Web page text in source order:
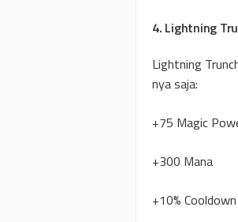
4. Lightning
Lightning
nya saja:
+75 Magic
+300 Mana
+10%